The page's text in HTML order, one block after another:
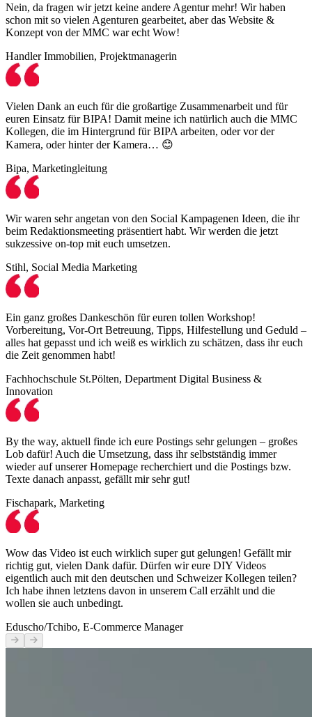
Nein, da fragen wir jetzt keine andere Agentur mehr! Wir haben
schon mit so vielen Agenturen gearbeitet, aber das Website &
Konzept von der MMC war echt Wow!
Handler Immobilien, Projektmanagerin
Vielen Dank an euch für die großartige Zusammenarbeit und für
euren Einsatz für BIPA! Damit meine ich natürlich auch die MMC
Kollegen, die im Hintergrund für BIPA arbeiten, oder vor der
Kamera, oder hinter der Kamera… 😊
Bipa, Marketingleitung
Wir waren sehr angetan von den Social Kampagenen Ideen, die ihr
beim Redaktionsmeeting präsentiert habt. Wir werden die jetzt
sukzessive on-top mit euch umsetzen.
Stihl, Social Media Marketing
Ein ganz großes Dankeschön für euren tollen Workshop!
Vorbereitung, Vor-Ort Betreuung, Tipps, Hilfestellung und Geduld –
alles hat gepasst und ich weiß es wirklich zu schätzen, dass ihr euch
die Zeit genommen habt!
Fachhochschule St.Pölten, Department Digital Business &
Innovation
By the way, aktuell finde ich eure Postings sehr gelungen – großes
Lob dafür! Auch die Umsetzung, dass ihr selbstständig immer
wieder auf unserer Homepage recherchiert und die Postings bzw.
Texte danach anpasst, gefällt mir sehr gut!
Fischapark, Marketing
Wow das Video ist euch wirklich super gut gelungen! Gefällt mir
richtig gut, vielen Dank dafür. Dürfen wir eure DIY Videos
eigentlich auch mit den deutschen und Schweizer Kollegen teilen?
Ich habe ihnen letztens davon in unserem Call erzählt und die
wollen sie auch unbedingt.
Eduscho/Tchibo, E-Commerce Manager